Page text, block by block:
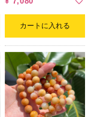
カートに入れる